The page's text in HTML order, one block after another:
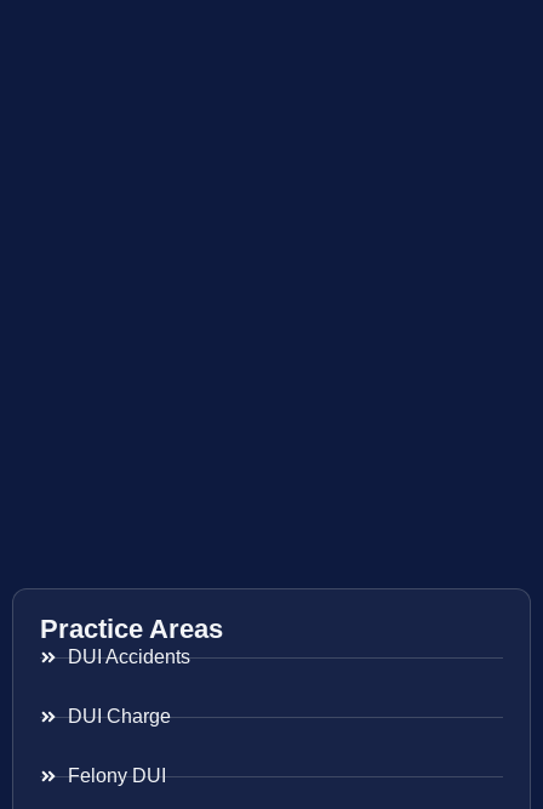
Practice Areas
DUI Accidents
DUI Charge
Felony DUI